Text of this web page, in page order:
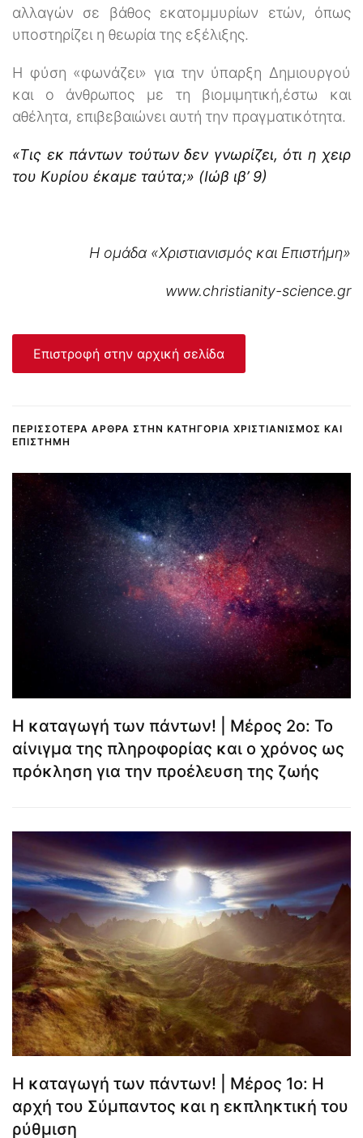
αλλαγών σε βάθος εκατομμυρίων ετών, όπως
υποστηρίζει η θεωρία της εξέλιξης.
Η φύση «φωνάζει» για την ύπαρξη Δημιουργού
και ο άνθρωπος με τη βιομιμητική,έστω και
αθέλητα, επιβεβαιώνει αυτή την πραγματικότητα.
«Τις εκ πάντων τούτων δεν γνωρίζει, ότι η χειρ
του Κυρίου έκαμε ταύτα;» (Ιώβ ιβ’ 9)
H ομάδα «Χριστιανισμός και Επιστήμη»
www.christianity-science.gr
Επιστροφή στην αρχική σελίδα
ΠΕΡΙΣΣΌΤΕΡΑ ΆΡΘΡΑ ΣΤΗΝ ΚΑΤΗΓΟΡΊΑ ΧΡΙΣΤΙΑΝΙΣΜΌΣ ΚΑΙ
ΕΠΙΣΤΉΜΗ
Η καταγωγή των πάντων! | Μέρος 2ο: Το
αίνιγμα της πληροφορίας και ο χρόνος ως
πρόκληση για την προέλευση της ζωής
Η καταγωγή των πάντων! | Μέρος 1ο: Η
αρχή του Σύμπαντος και η εκπληκτική του
ρύθμιση